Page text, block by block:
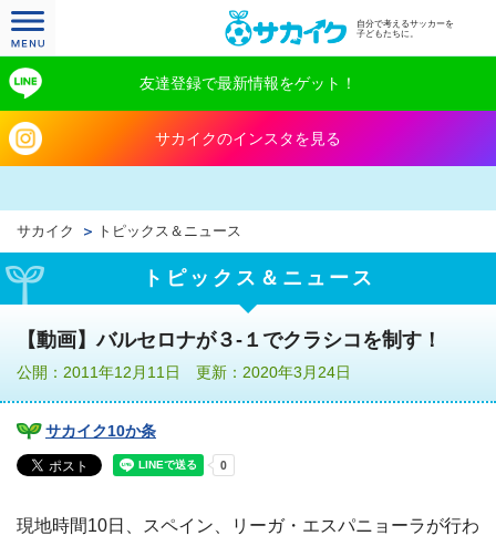
自分で考えるサッカーを
子どもたちに。
友達登録で最新情報をゲット！
サカイクのインスタを見る
サカイク トピックス＆ニュース
トピックス＆ニュース
【動画】バルセロナが３-１でクラシコを制す！
公開：2011年12月11日 更新：2020年3月24日
サカイク10か条
現地時間10日、スペイン、リーガ・エスパニョーラが行わ